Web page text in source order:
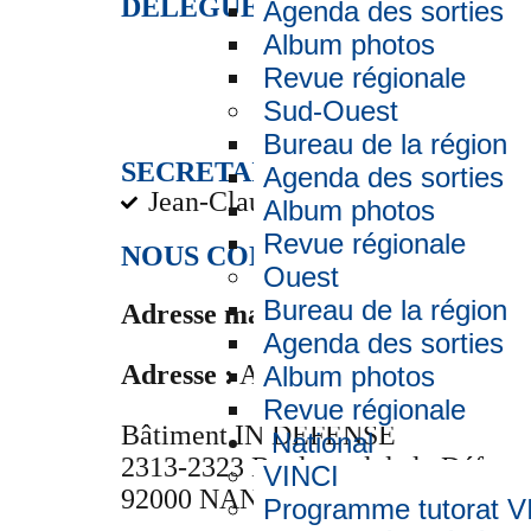
Agenda des sorties
Album photos
Revue régionale
Sud-Ouest
Bureau de la région
Agenda des sorties
Album photos
Revue régionale
Ouest
Bureau de la région
Agenda des sorties
Album photos
Revue régionale
National
VINCI
Programme tutorat
DELEGUE REGIONAL ET
SECRETAIRE :
Jean-Claude LAURIN
NOUS CONTACTER :
Adresse mail :
Adresse :Amicale-AREC c/o
Bâtiment IN DEFENSE
2313-2323 Boulevard de la Défense
92000 NANTERRE